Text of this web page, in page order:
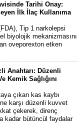
Tarihi Onay:
İlk İlaç Kullanıma
Tip 1 narkolepsi
biyolojik mekanizmasını
oveporexton etken
Anahtarı: Düzenli
Kemik Sağlığını
çıkan kas kaybı
karşı düzenli kuvvet
çekerek, direnç
kadar bütüncül faydalar